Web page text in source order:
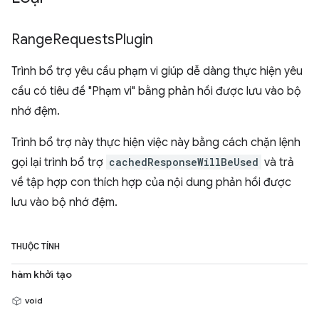
RangeRequestsPlugin
Trình bổ trợ yêu cầu phạm vi giúp dễ dàng thực hiện yêu
cầu có tiêu đề "Phạm vi" bằng phản hồi được lưu vào bộ
nhớ đệm.
Trình bổ trợ này thực hiện việc này bằng cách chặn lệnh
gọi lại trình bổ trợ cachedResponseWillBeUsed và trả
về tập hợp con thích hợp của nội dung phản hồi được
lưu vào bộ nhớ đệm.
THUỘC TÍNH
hàm khởi tạo
void